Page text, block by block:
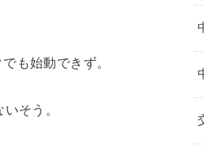
も始動できず。
そう。